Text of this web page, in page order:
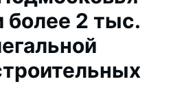
более 2 тыс.